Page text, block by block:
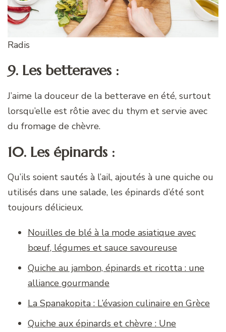
Radis
9. Les betteraves :
J’aime la douceur de la betterave en été, surtout
lorsqu’elle est rôtie avec du thym et servie avec
du fromage de chèvre.
10. Les épinards :
Qu’ils soient sautés à l’ail, ajoutés à une quiche ou
utilisés dans une salade, les épinards d’été sont
toujours délicieux.
Nouilles de blé à la mode asiatique avec
bœuf, légumes et sauce savoureuse
Quiche au jambon, épinards et ricotta : une
alliance gourmande
La Spanakopita : L’évasion culinaire en Grèce
Quiche aux épinards et chèvre : Une